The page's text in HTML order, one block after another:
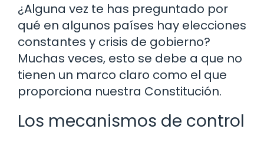
¿Alguna vez te has preguntado por
qué en algunos países hay elecciones
constantes y crisis de gobierno?
Muchas veces, esto se debe a que no
tienen un marco claro como el que
proporciona nuestra Constitución.
Los mecanismos de control